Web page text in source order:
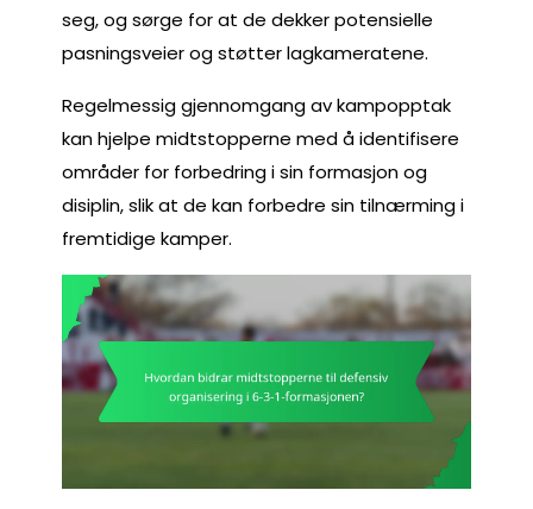
seg, og sørge for at de dekker potensielle
pasningsveier og støtter lagkameratene.
Regelmessig gjennomgang av kampopptak
kan hjelpe midtstopperne med å identifisere
områder for forbedring i sin formasjon og
disiplin, slik at de kan forbedre sin tilnærming i
fremtidige kamper.